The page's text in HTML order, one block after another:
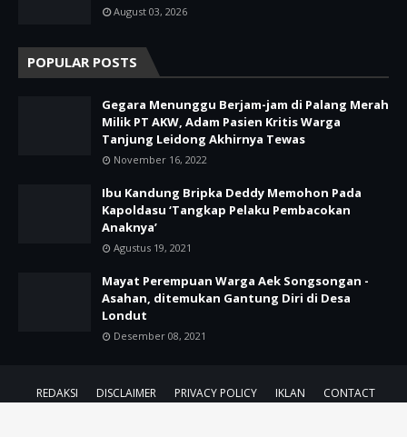
August 03, 2026
POPULAR POSTS
Gegara Menunggu Berjam-jam di Palang Merah
Milik PT AKW, Adam Pasien Kritis Warga
Tanjung Leidong Akhirnya Tewas
November 16, 2022
Ibu Kandung Bripka Deddy Memohon Pada
Kapoldasu ‘Tangkap Pelaku Pembacokan
Anaknya’
Agustus 19, 2021
Mayat Perempuan Warga Aek Songsongan -
Asahan, ditemukan Gantung Diri di Desa
Londut
Desember 08, 2021
REDAKSI DISCLAIMER PRIVACY POLICY IKLAN
CONTACT